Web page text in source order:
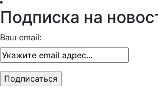
Подписка на
Ваш email: